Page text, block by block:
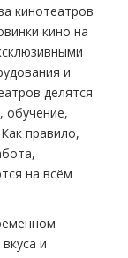
кинотеатров
кино на
и
делятся
обучение,
правило,
на всём
и